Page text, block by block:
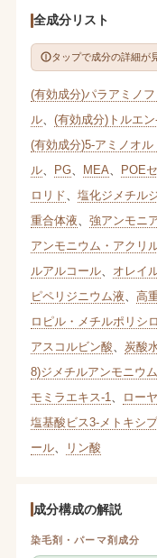
全成分リスト
タップで成分の詳細が
(有効成分)パラアミノ
ル、 (有効成分)トルエン
(有効成分)5-アミノオ
ル、 PG、 MEA POE
ロリド
塩化ジメチル
重合体液
強アンモニ
アンモニウム・アクリ
ルアルコール、 オレイ
ピペリジニウム液
高
ロピル・メチルポリシ
アスコルビン酸
炭酸
8)ジメチルアンモニウ
モミラエキス-1
ロー
塩基酸ビス3-メトキシ
ール、 リン酸
成分構成の解説
染毛剤・パーマ剤成分